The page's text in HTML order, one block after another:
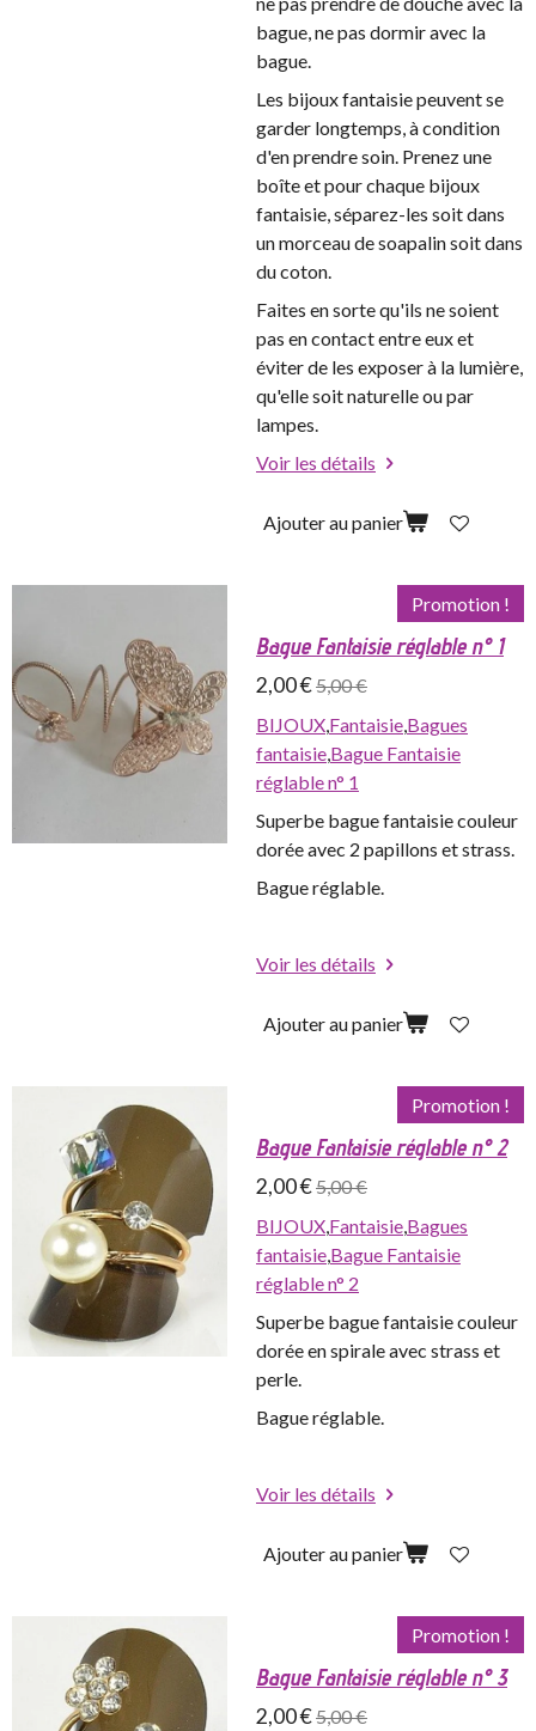
bague, ne pas dormir avec la
bague.
Les bijoux fantaisie peuvent se
garder longtemps, à condition
d'en prendre soin. Prenez une
boîte et pour chaque bijoux
fantaisie, séparez-les soit dans
un morceau de soapalin soit dans
du coton.
Faites en sorte qu'ils ne soient
pas en contact entre eux et
éviter de les exposer à la lumière,
qu'elle soit naturelle ou par
lampes.
Voir les détails
Ajouter au panier
Promotion !
Bague Fantaisie réglable n° 1
2,00 €5,00 €
BIJOUX,Fantaisie,Bagues
fantaisie,Bague Fantaisie
réglable n° 1
Superbe bague fantaisie couleur
dorée avec 2 papillons et strass.
Bague réglable.
Voir les détails
Ajouter au panier
Promotion !
Bague Fantaisie réglable n° 2
2,00 €5,00 €
BIJOUX,Fantaisie,Bagues
fantaisie,Bague Fantaisie
réglable n° 2
Superbe bague fantaisie couleur
dorée en spirale avec strass et
perle.
Bague réglable.
Voir les détails
Ajouter au panier
Promotion !
Bague Fantaisie réglable n° 3
2,00 €5,00 €